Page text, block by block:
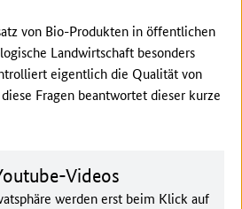
von Bio-Produkten in öffentlichen
Landwirtschaft besonders
eigentlich die Qualität von
Fragen beantwortet dieser kurze
Videos
werden erst beim Klick auf